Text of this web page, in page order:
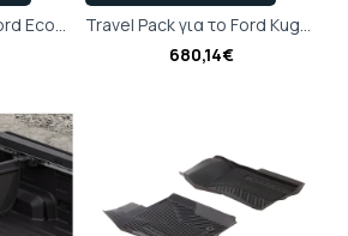
Travel Pack για το Ford EcoSport - 2628350
Travel Pack για το Ford Kuga - 2610837
680,14€